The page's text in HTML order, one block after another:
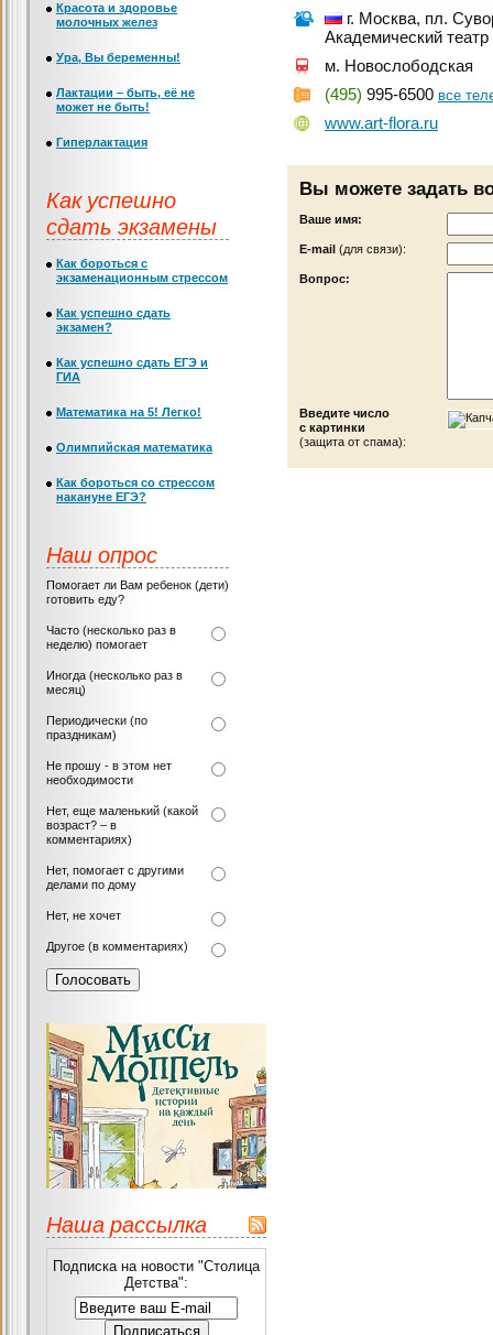
г. Москва, пл.
Академический
м. Новослободская
(495) 995-6500 все
www.art-flora.ru
Вы можете задать
Ваше имя:
Е-mail (для связи):
Вопрос:
Введите число
с картинки
(защита от спама):
Красота и здоровье
молочных желез
Ура, Вы беременны!
Лактации – быть, её не
может не быть!
Гиперлактация
Как успешно
сдать экзамены
Как бороться с
экзаменационным стрессом
Как успешно сдать
экзамен?
Как успешно сдать ЕГЭ и
ГИА
Математика на 5! Легко!
Олимпийская математика
Как бороться со стрессом
накануне ЕГЭ?
Наш опрос
Помогает ли Вам ребенок (дети)
готовить еду?
Часто (несколько раз в
неделю) помогает
Иногда (несколько раз в
месяц)
Периодически (по
праздникам)
Не прошу - в этом нет
необходимости
Нет, еще маленький (какой
возраст? – в
комментариях)
Нет, помогает с другими
делами по дому
Нет, не хочет
Другое (в комментариях)
Наша рассылка
Подписка на новости "Столица
Детства":